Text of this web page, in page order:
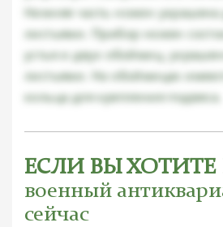
Нижняя часть ножен
листьями. Прибор ножен
устья и двух обоймиц,
листьями. На обоймицах
кольца для крепления подвеса.
ЕСЛИ ВЫ ХОТИТЕ
военный
сейчас